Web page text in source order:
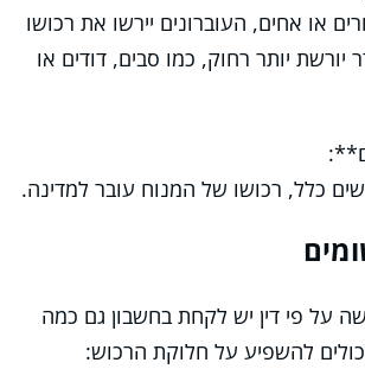
או אחים, העוברונים יירשו את רכושו
יותר רחוק, כמו סבים, דודים או
כלל, רכושו של המנוח עובר למדינה.
על פי דין יש לקחת בחשבון גם כמה
להשפיע על חלוקת הרכוש: